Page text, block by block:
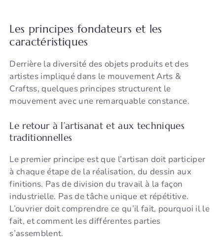
Les principes fondateurs et les
caractéristiques
Derrière la diversité des objets produits et des
artistes impliqué dans le mouvement Arts &
Craftss, quelques principes structurent le
mouvement avec une remarquable constance.
Le retour à l’artisanat et aux techniques
traditionnelles
Le premier principe est que l’artisan doit participer
à chaque étape de la réalisation, du dessin aux
finitions. Pas de division du travail à la façon
industrielle. Pas de tâche unique et répétitive.
L’ouvrier doit comprendre ce qu’il fait, pourquoi il le
fait, et comment les différentes parties
s’assemblent.